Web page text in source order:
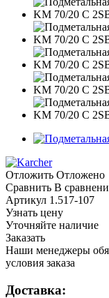
Отложить Отложено
Сравнить В
Артикул 1.517-107
Узнать цену
Уточняйте наличие
Заказать
Наши менеджеры
условия заказа
Доставка: